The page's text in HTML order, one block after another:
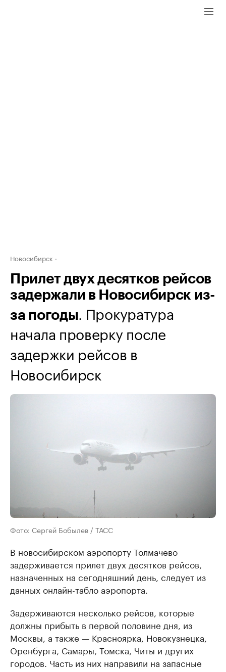
Новосибирск
Прилет двух десятков рейсов
задержали в Новосибирск из-
за погоды. Прокуратура
начала проверку после
задержки рейсов в
Новосибирск
Фото: Сергей Бобылев / ТАСС
В новосибирском аэропорту Толмачево
задерживается прилет двух десятков рейсов,
назначенных на сегодняшний день, следует из
данных онлайн-табло аэропорта.
Задерживаются несколько рейсов, которые
должны прибыть в первой половине дня, из
Москвы, а также — Красноярка, Новокузнецка,
Оренбурга, Самары, Томска, Читы и других
городов. Часть из них направили на запасные